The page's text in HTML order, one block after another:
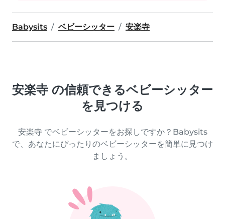
Babysits ベビーシッター 安楽寺
安楽寺 の信頼できるベビーシッター
を見つける
安楽寺 でベビーシッターをお探しですか？Babysits
で、あなたにぴったりのベビーシッターを簡単に見つけ
ましょう。